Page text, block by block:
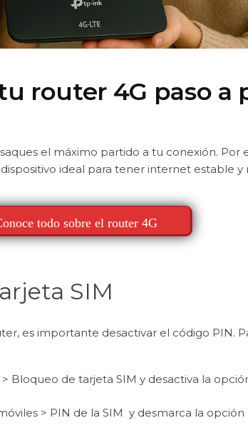
router 4G paso a
el máximo partido a tu conexión. Por
dispositivo ideal para tener internet estable
todo sobre el router 4G
SIM
es importante desactivar el código PIN.
Bloqueo de tarjeta SIM y desactiva la
> PIN de la SIM y desmarca la opción